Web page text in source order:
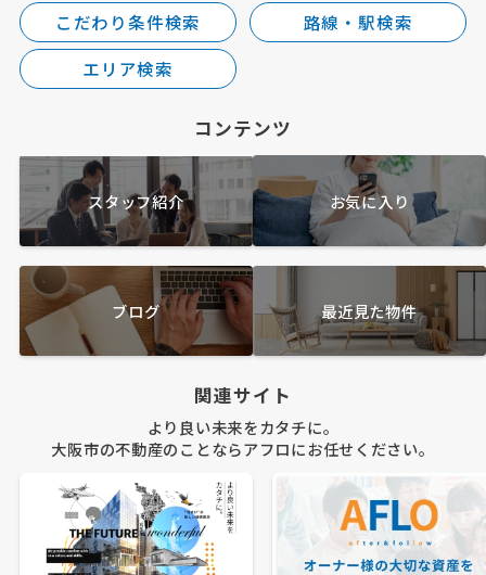
こだわり条件検索
路線・駅検索
エリア検索
コンテンツ
スタッフ紹介 お気に入り
ブログ 最近見た物件
関連サイト
より良い未来をカタチに。
大阪市の不動産のことならアフロにお任せください。